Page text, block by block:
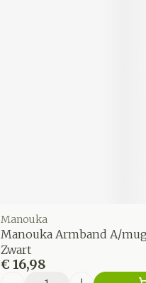
Manouka
Manouka Armband A/
Zwart
€ 16,98